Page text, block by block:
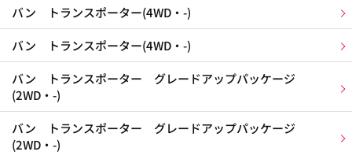
バン トランスポーター(4WD・-)
バン トランスポーター(4WD・-)
バン トランスポーター グレードアップパッケージ
(2WD・-)
バン トランスポーター グレードアップパッケージ
(2WD・-)